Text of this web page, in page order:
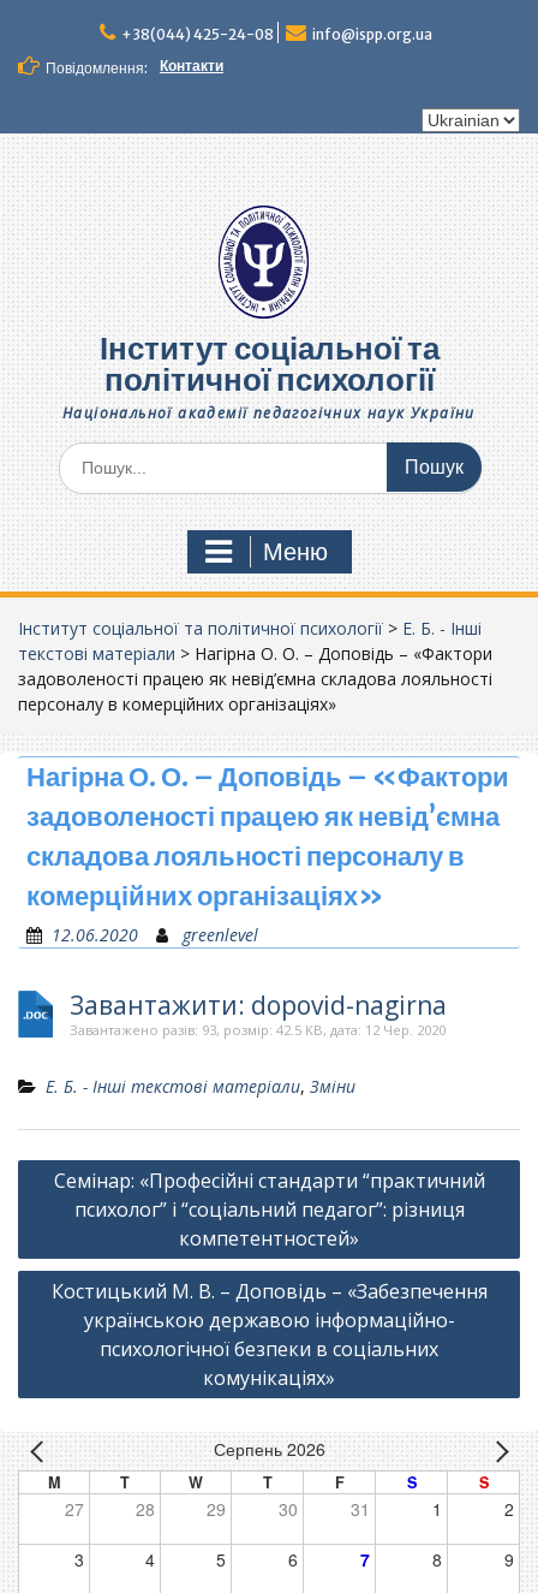
вмісту
+38(044) 425-24-08
info@ispp.org.ua
Повідомлення:
Контакти
Вибрати
Інститут соціальної та
політичної психології
Національної академії педагогічних наук України
Шукати:
Меню
Інститут соціальної та політичної психології > Е. Б. - Інші
текстові матеріали > Нагірна О. О. – Доповідь – «Фактори
задоволеності працею як невід’ємна складова лояльності
персоналу в комерційних організаціях»
Нагірна О. О. – Доповідь – «Фактори
задоволеності працею як невід’ємна
складова лояльності персоналу в
комерційних організаціях»
12.06.2020 greenlevel
Завантажити: dopovid-nagirna
Завантажено разів: 93, розмір: 42.5 KB, дата: 12 Чер. 2020
Е. Б. - Інші текстові матеріали, Зміни
Навігація
записів
Семінар: «Професійні стандарти “практичний
психолог” і “соціальний педагог”: різниця
компетентностей»
Костицький М. В. – Доповідь – «Забезпечення
українською державою інформаційно-
психологічної безпеки в соціальних
комунікаціях»
Серпень 2026
M T W T F S S
27 28 29 30 31 1 2
3 4 5 6 7 8 9